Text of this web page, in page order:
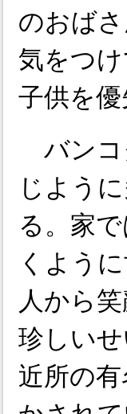
のおば
気をつ
子供を
バンコ
じよう
る。家
くよう
人から
珍しい
近所の